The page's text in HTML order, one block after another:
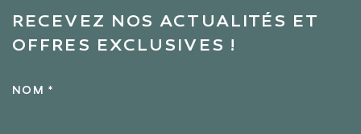
RECEVEZ NOS ACTUALITÉS ET
OFFRES EXCLUSIVES !
NOM *